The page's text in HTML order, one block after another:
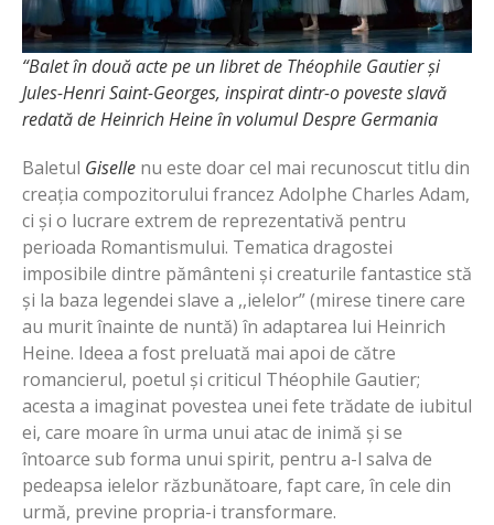
“Balet în două acte pe un libret de Théophile Gautier și
Jules-Henri Saint-Georges, inspirat dintr-o poveste slavă
redată de Heinrich Heine în volumul Despre Germania
Baletul Giselle nu este doar cel mai recunoscut titlu din
creația compozitorului francez Adolphe Charles Adam,
ci și o lucrare extrem de reprezentativă pentru
perioada Romantismului. Tematica dragostei
imposibile dintre pământeni și creaturile fantastice stă
și la baza legendei slave a ,,ielelor” (mirese tinere care
au murit înainte de nuntă) în adaptarea lui Heinrich
Heine. Ideea a fost preluată mai apoi de către
romancierul, poetul și criticul Théophile Gautier;
acesta a imaginat povestea unei fete trădate de iubitul
ei, care moare în urma unui atac de inimă și se
întoarce sub forma unui spirit, pentru a-l salva de
pedeapsa ielelor răzbunătoare, fapt care, în cele din
urmă, previne propria-i transformare.